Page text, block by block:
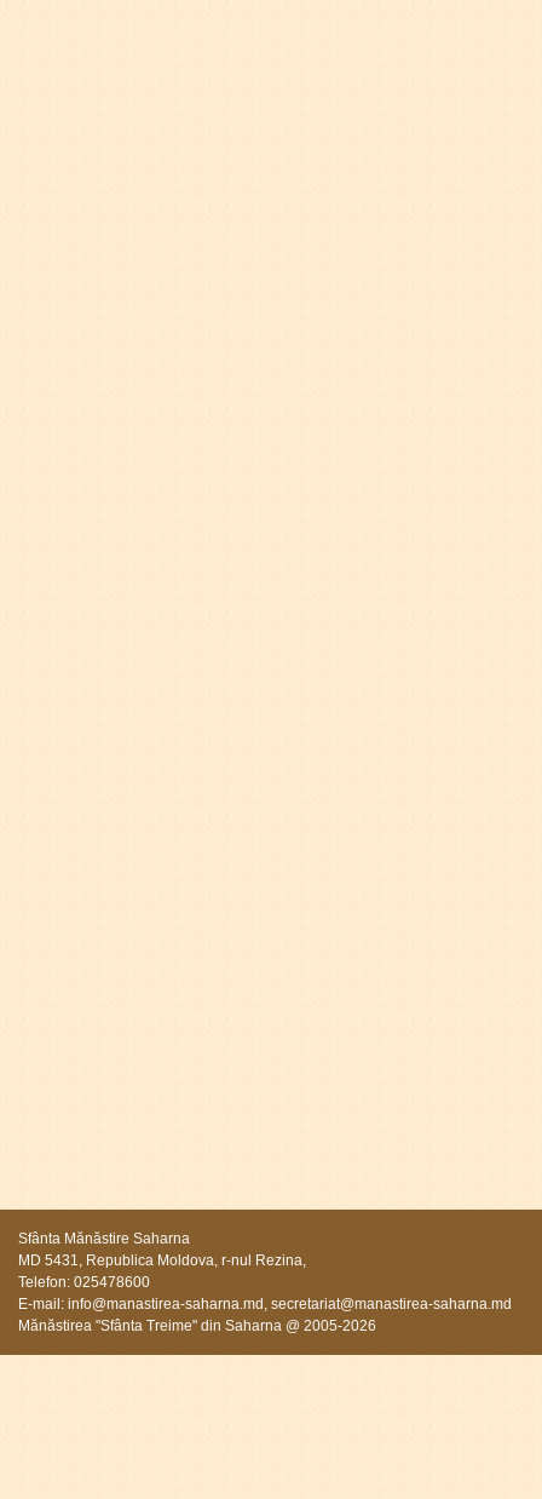
Sfânta Mănăstire Saharna
MD 5431, Republica Moldova, r-nul Rezina,
Telefon: 025478600
E-mail: info@manastirea-saharna.md , secretariat@manastirea-saharna.md
Mănăstirea "Sfânta Treime" din Saharna @ 2005-2026